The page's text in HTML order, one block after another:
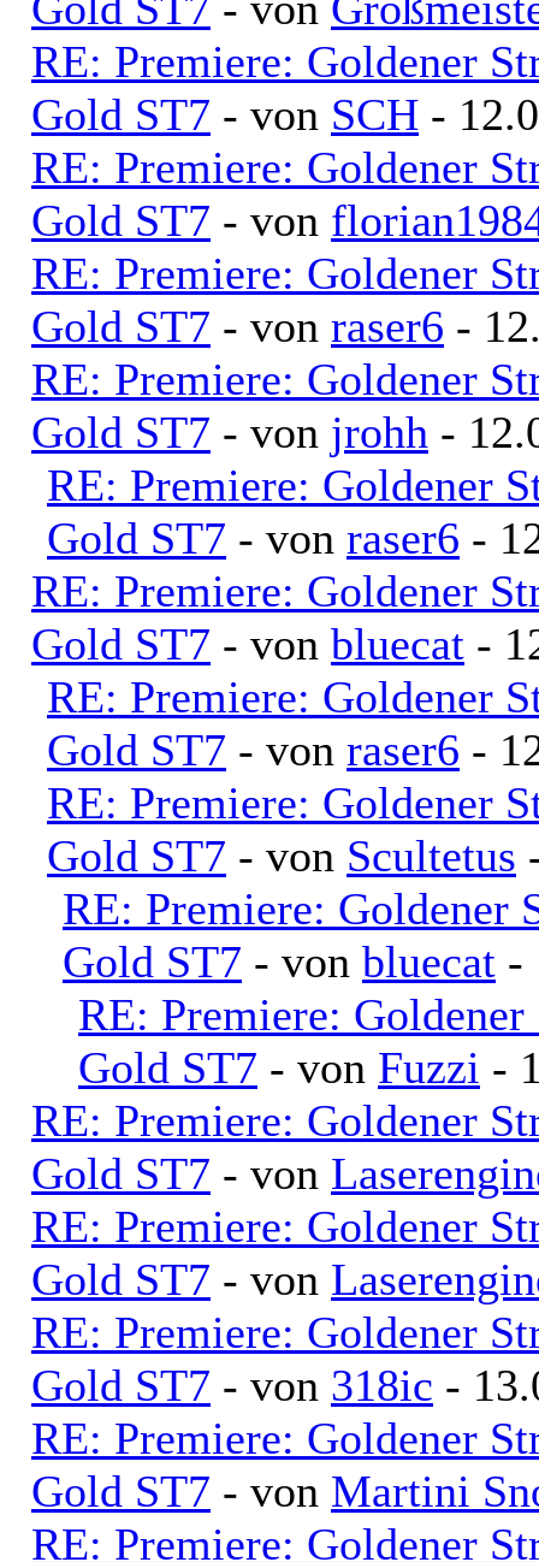
RE: Premiere: Goldener
Gold ST7 - von SCH -
RE: Premiere: Goldener
Gold ST7 - von
RE: Premiere: Goldener
Gold ST7 - von raser6 -
RE: Premiere: Goldener
Gold ST7 - von jrohh -
RE: Premiere: Goldener
Gold ST7 - von raser6 -
RE: Premiere: Goldener
Gold ST7 - von bluecat -
RE: Premiere: Goldener
Gold ST7 - von raser6 -
RE: Premiere: Goldener
Gold ST7 - von Scultetus
RE: Premiere: Goldener
Gold ST7 - von bluecat -
RE: Premiere:
Gold ST7 - von Fuzzi -
RE: Premiere: Goldener
Gold ST7 - von
RE: Premiere: Goldener
Gold ST7 - von
RE: Premiere: Goldener
Gold ST7 - von 318ic -
RE: Premiere: Goldener
Gold ST7 - von Martini
RE: Premiere: Goldener